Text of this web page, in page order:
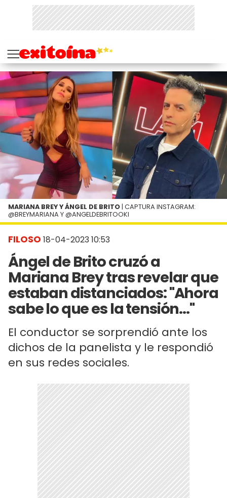
FILOSO 18-04-2023 10:53
Ángel de Brito cruzó a
Mariana Brey tras revelar que
estaban distanciados: "Ahora
sabe lo que es la tensión..."
El conductor se sorprendió ante los
dichos de la panelista y le respondió
en sus redes sociales.
MARIANA BREY Y ÁNGEL DE BRITO | CAPTURA INSTAGRAM:
@BREYMARIANA Y @ANGELDEBRITOOKI